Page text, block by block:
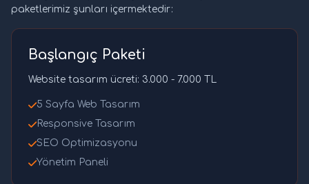
paketlerimiz şunları içermektedir:
Başlangıç Paketi
Website tasarım ücreti: 3.000 - 7.000 TL
5 Sayfa Web Tasarım
Responsive Tasarım
SEO Optimizasyonu
Yönetim Paneli